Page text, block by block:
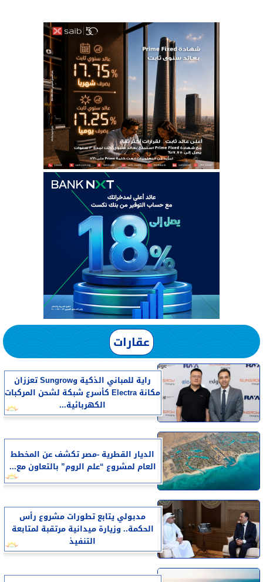
عقارات
راية للمباني الذكية وSungrow تعززان
مكانة Electra كأسرع شبكة لشحن المركبات
الكهربائية...
الديار القطرية -مصر تكشف عن المخطط
العام لمشروع “علم الروم” بالتعاون مع...
مدبولي يتابع تطورات مشروع رأس
الحكمة.. وزيارة ميدانية مرتقبة لمتابعة
التنفيذ